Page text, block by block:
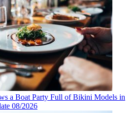
a Boat Party Full of Bikini Models in
08/2026